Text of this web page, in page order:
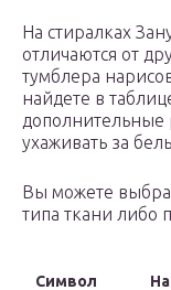
На стиралках
отличаются от
тумблера
найдете в
ухаживать за
Вы можете
типа ткани либо
Символ